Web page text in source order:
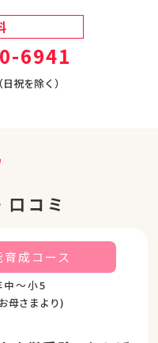
6941
祝を除く）
口コミ
育成コース
中～小5
母さまより)